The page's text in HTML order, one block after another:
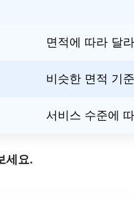
면적에 따라 달
비슷한 면적 기준
서비스 수준에
세요.